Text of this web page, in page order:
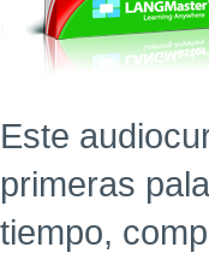
Este
primeras
tiempo,